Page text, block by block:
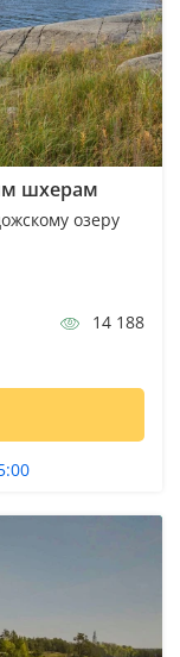
шхерам
озеру
14 188